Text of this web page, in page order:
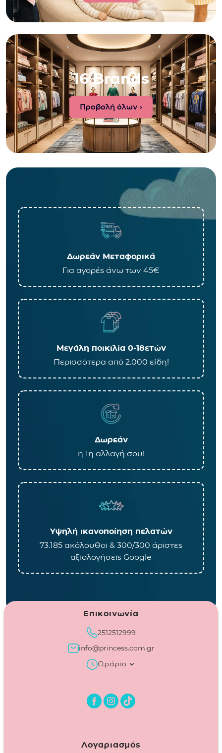
16 Brands
Προβολή όλων ›
Δωρεάν Μεταφορικά
Για αγορές άνω των 45€
Μεγάλη ποικιλία 0-18ετών
Περισσότερα από 2.000 είδη!
Δωρεάν
η 1η αλλαγή σου!
Υψηλή ικανοποίηση πελατών
73.185 ακόλουθοι & 300/300 άριστες
αξιολογήσεις Google
Επικοινωνία
2512512999
info@princess.com.gr
Ωράριο
Λογαριασμός